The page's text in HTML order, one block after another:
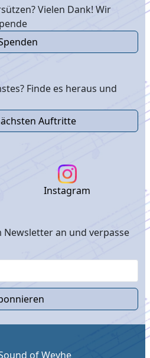
Vielen Dank! Wir
Finde es heraus und
Auftritte
Instagram
an und verpasse
of Weyhe